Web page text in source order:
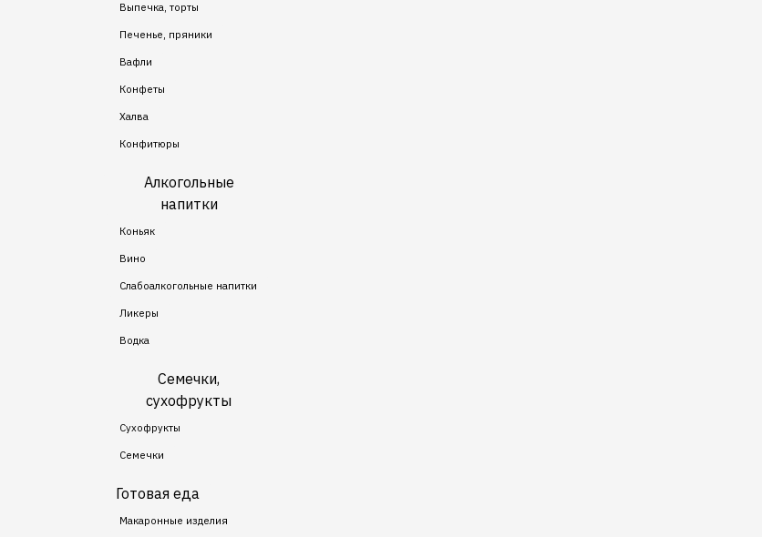
Выпечка, торты
Печенье, пряники
Вафли
Конфеты
Халва
Конфитюры
Алкогольные
напитки
Коньяк
Вино
Слабоалкогольные напитки
Ликеры
Водка
Семечки,
сухофрукты
Сухофрукты
Семечки
Готовая еда
Макаронные изделия